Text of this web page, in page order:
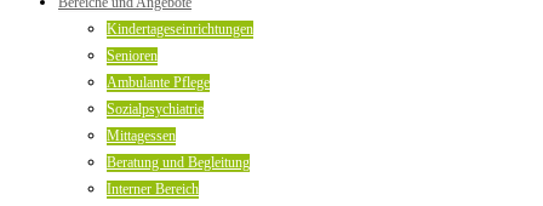
Kindertageseinrichtungen
Senioren
Ambulante Pflege
Sozialpsychiatrie
Mittagessen
Beratung und Begleitung
Interner Bereich